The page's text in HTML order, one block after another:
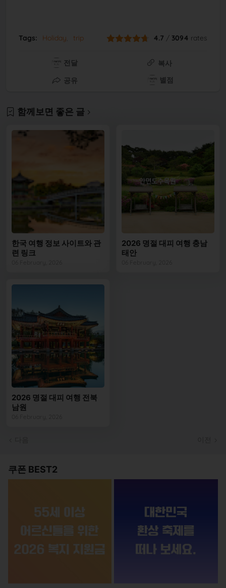
Tags: Holiday trip 4.7 / 3094 rates
전달
복사
공유
별점
함께보면 좋은 글
한국 여행 정보 사이트와 관
련 링크
2026 명절 대피 여행 충남
태안
2026 명절 대피 여행 전북
남원
쿠폰 BEST2